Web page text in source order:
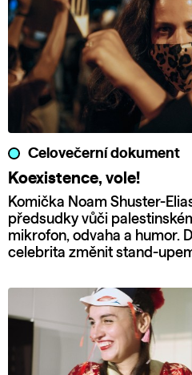
Celovečerní dokument
Koexistence, vole!
Komička Noam Shuster-
předsudky vůči
mikrofon, odvaha a humor.
celebrita změnit stand-